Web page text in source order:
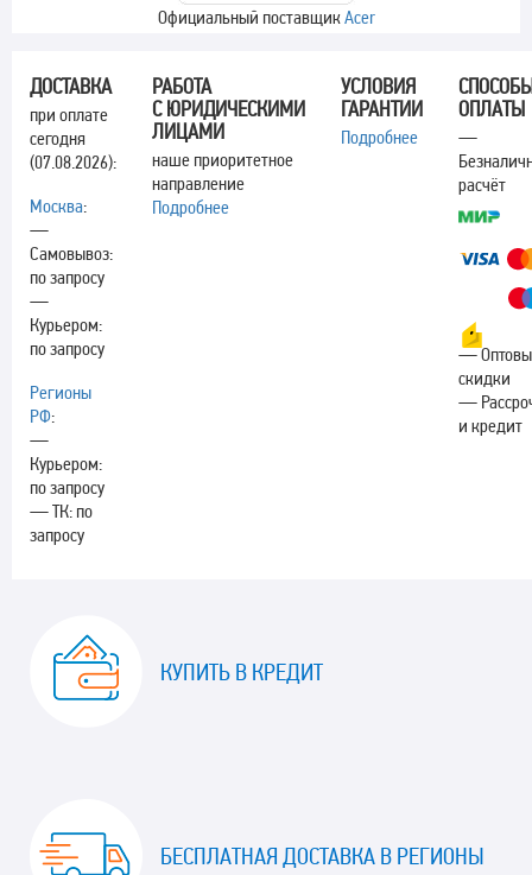
Официальный поставщикAcer
ДОСТАВКА
при оплате
сегодня
(07.08.2026):
Москва:
—
Самовывоз:
по запросу
—
Курьером:
по запросу
Регионы
РФ:
—
Курьером:
по запросу
— ТК: по
запросу
РАБОТА
С ЮРИДИЧЕСКИМИ
ЛИЦАМИ
наше приоритетное
направление
Подробнее
УСЛОВИЯ
ГАРАНТИИ
Подробнее
ОПЛАТЫ
—
расчёт
—
скидки
—
и кредит
КУПИТЬ В КРЕДИТ
БЕСПЛАТНАЯ ДОСТАВКА В РЕГИОНЫ